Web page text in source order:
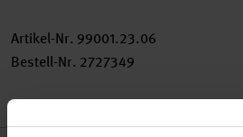
Artikel-Nr. 99001.23.06
Bestell-Nr. 2727349